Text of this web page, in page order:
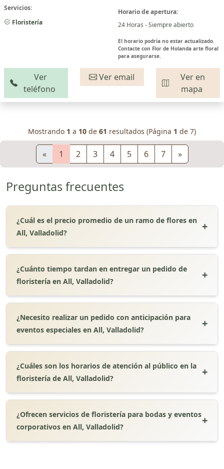
Servicios:
Floristería
Horario de apertura:
24 Horas - Siempre abierto
El horario podría no estar actualizado.
Contacte con Flor de Holanda arte floral
para asegurarse.
Ver
teléfono
Ver email
Ver en
mapa
Mostrando 1 a 10 de 61 resultados (Página 1 de 7)
« 1 2 3 4 5 6 7 »
Preguntas frecuentes
¿Cuál es el precio promedio de un ramo de flores en
All, Valladolid?
¿Cuánto tiempo tardan en entregar un pedido de
floristería en All, Valladolid?
¿Necesito realizar un pedido con anticipación para
eventos especiales en All, Valladolid?
¿Cuáles son los horarios de atención al público en la
floristería de All, Valladolid?
¿Ofrecen servicios de floristería para bodas y eventos
corporativos en All, Valladolid?